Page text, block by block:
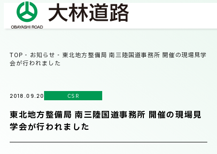
COMPANY
会社概要
社長メッセージ/企業理念
BUSINESS
事業紹介
TOP - お知らせ - 東北地方整備局 南三陸国道事務所 開催の現場見学
会が行われました
2018.09.20 CSR
東北地方整備局 南三陸国道事務所 開催の現場見
学会が行われました